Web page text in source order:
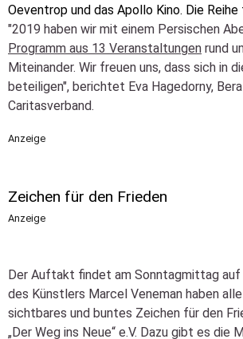
Oeventrop und das Apollo Kino. Die
"2019 haben wir mit einem Persischen
Programm aus 13 Veranstaltungen rund
Miteinander. Wir freuen uns, dass sich in
beteiligen", berichtet Eva Hagedorny,
Caritasverband.
Anzeige
Zeichen für den Frieden
Anzeige
Der Auftakt findet am Sonntagmittag
des Künstlers Marcel Veneman haben
sichtbares und buntes Zeichen für den
„Der Weg ins Neue“ e.V. Dazu gibt es